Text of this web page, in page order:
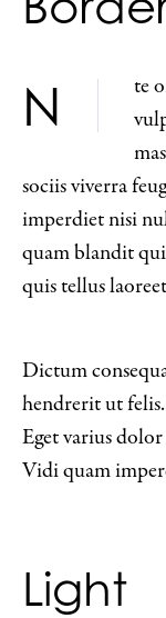
Nte orci dapibus libero. A aenean vivamus
sociis viverra
imperdiet nisi
quam blandit
quis tellus
Dictum
hendrerit ut
Eget varius
Vidi quam
Light